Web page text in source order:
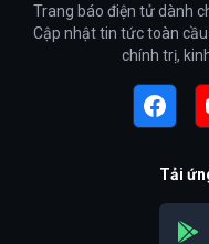
Trang báo điện tử dành
Cập nhật tin tức toàn
chính trị,
Tải